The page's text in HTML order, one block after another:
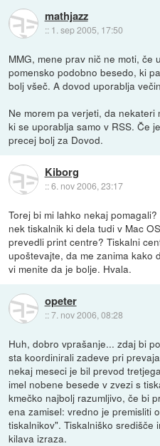
mathjazz
:: 1. sep 2005, 17:50
MMG, mene prav nič ne moti, če
pomensko podobno besedo, ki
bolj všeč. A dovod uporablja
Ne morem pa verjeti, da
ki se uporablja samo v RSS. Če
precej bolj za Dovod.
Kiborg
::6. nov 2006, 23:17
Torej bi mi lahko nekaj
nek tiskalnik ki dela tudi v Mac
prevedli print centre? Tiskalni
upoštevajte, da me zanima kako
vi menite da je bolje. Hvala.
opeter
::7. nov 2006, 08:28
Huh, dobro vprašanje... zdaj bi
sta koordinirali zadeve pri
nekaj meseci je bil prevod
imel nobene besede v zvezi s
kmečko najbolj razumljivo, če bi
ena zamisel: vredno je premisliti
tiskalnikov". Tiskalniško središče
kilava izraza.